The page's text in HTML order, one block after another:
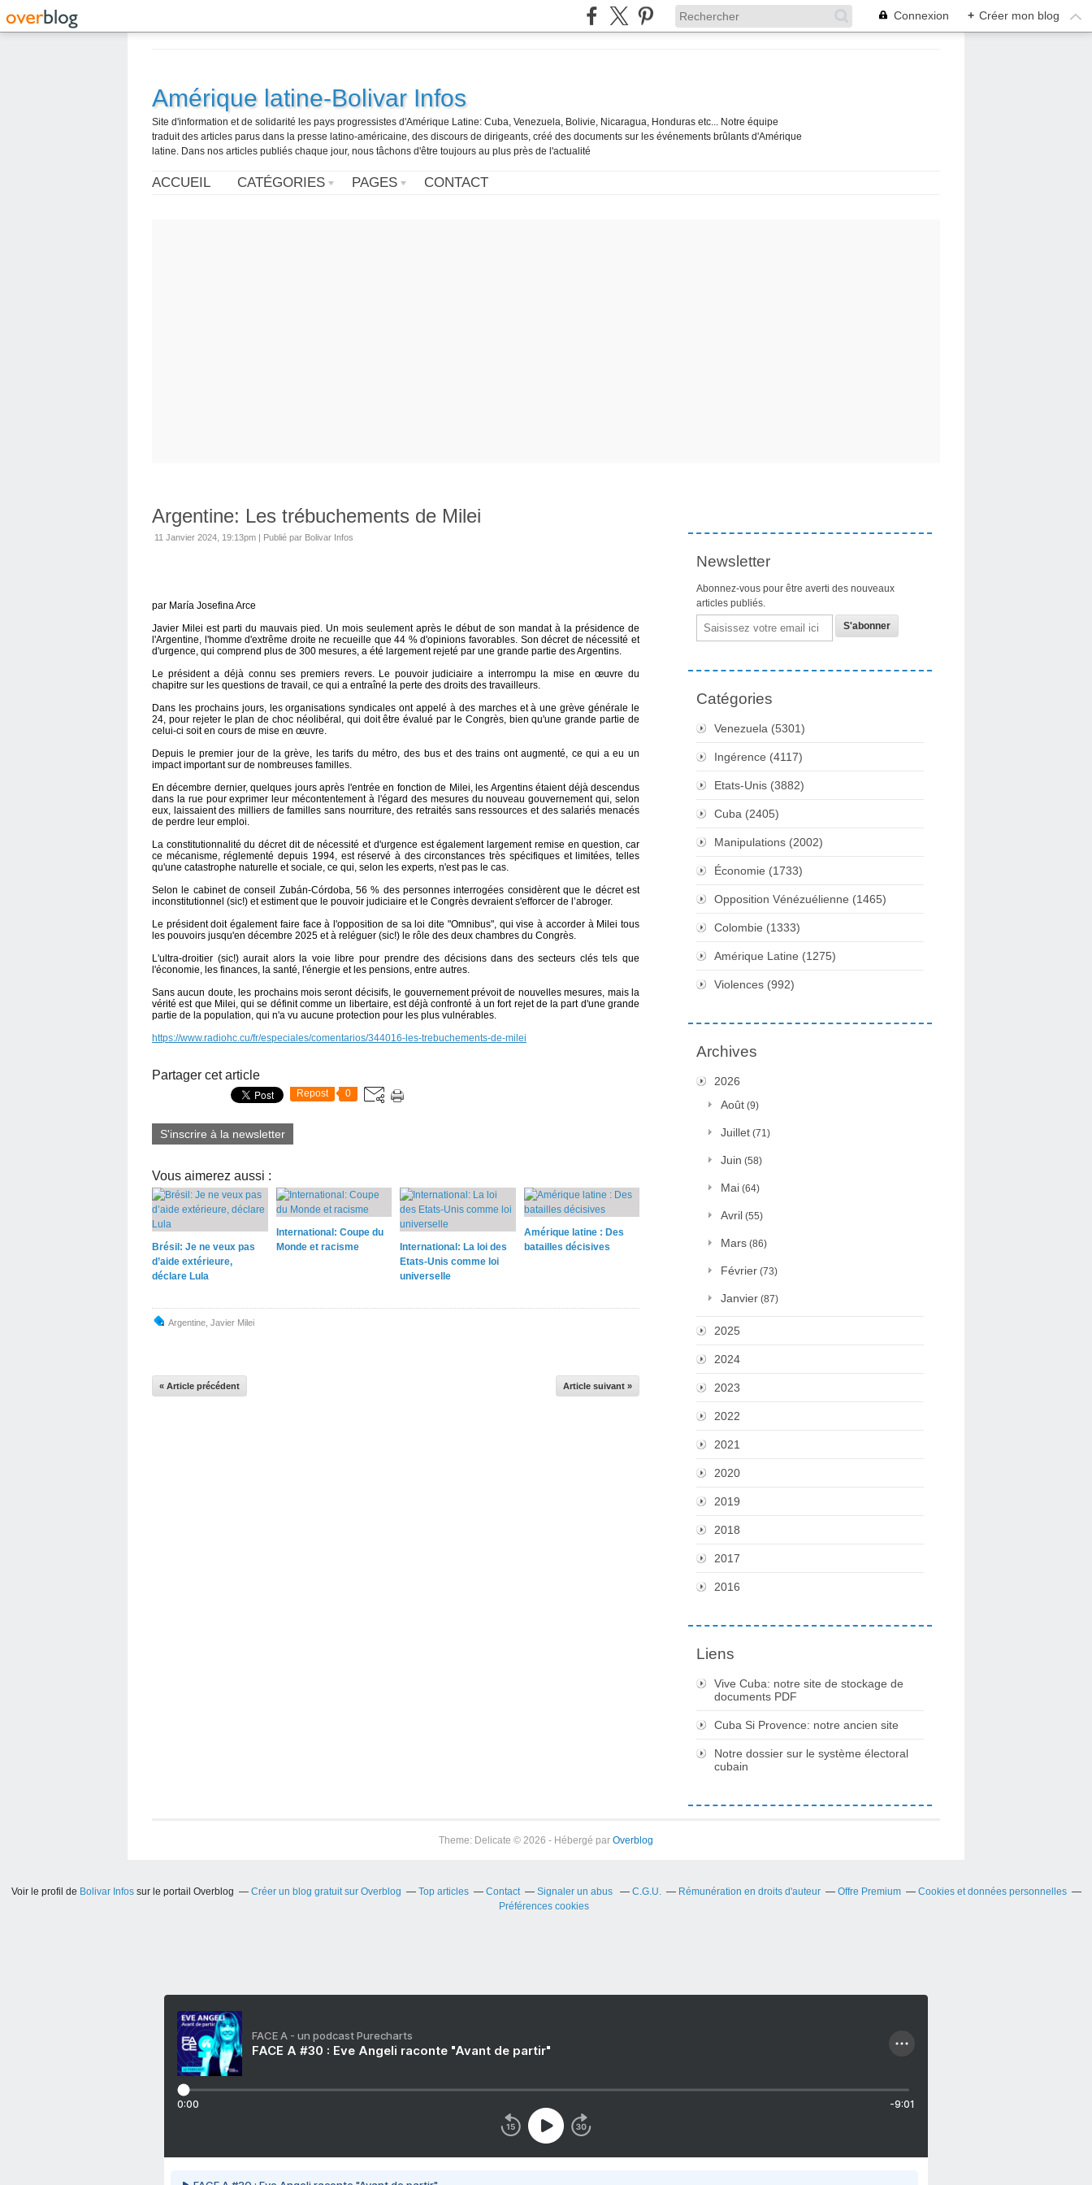
Connexion + Créer mon blog
Amérique latine-Bolivar Infos
Site d'information et de solidarité les pays progressistes d'Amérique Latine: Cuba, Venezuela, Bolivie, Nicaragua, Honduras etc... Notre équipe
traduit des articles parus dans la presse latino-américaine, des discours de dirigeants, créé des documents sur les événements brûlants d'Amérique
latine. Dans nos articles publiés chaque jour, nous tâchons d'être toujours au plus près de l'actualité
ACCUEIL CATÉGORIES PAGES CONTACT
Argentine: Les trébuchements de Milei
11 Janvier 2024, 19:13pm | Publié par Bolivar Infos
par María Josefina Arce
Javier Milei est parti du mauvais pied. Un mois seulement après le début de son mandat à la présidence de
l'Argentine, l'homme d'extrême droite ne recueille que 44 % d'opinions favorables. Son décret de nécessité et
d'urgence, qui comprend plus de 300 mesures, a été largement rejeté par une grande partie des Argentins.
Le président a déjà connu ses premiers revers. Le pouvoir judiciaire a interrompu la mise en œuvre du
chapitre sur les questions de travail, ce qui a entraîné la perte des droits des travailleurs.
Dans les prochains jours, les organisations syndicales ont appelé à des marches et à une grève générale le
24, pour rejeter le plan de choc néolibéral, qui doit être évalué par le Congrès, bien qu'une grande partie de
celui-ci soit en cours de mise en œuvre.
Depuis le premier jour de la grève, les tarifs du métro, des bus et des trains ont augmenté, ce qui a eu un
impact important sur de nombreuses familles.
En décembre dernier, quelques jours après l'entrée en fonction de Milei, les Argentins étaient déjà descendus
dans la rue pour exprimer leur mécontentement à l'égard des mesures du nouveau gouvernement qui, selon
eux, laissaient des milliers de familles sans nourriture, des retraités sans ressources et des salariés menacés
de perdre leur emploi.
La constitutionnalité du décret dit de nécessité et d'urgence est également largement remise en question, car
ce mécanisme, réglementé depuis 1994, est réservé à des circonstances très spécifiques et limitées, telles
qu'une catastrophe naturelle et sociale, ce qui, selon les experts, n'est pas le cas.
Selon le cabinet de conseil Zubán-Córdoba, 56 % des personnes interrogées considèrent que le décret est
inconstitutionnel (sic!) et estiment que le pouvoir judiciaire et le Congrès devraient s'efforcer de l’abroger.
Le président doit également faire face à l'opposition de sa loi dite "Omnibus", qui vise à accorder à Milei tous
les pouvoirs jusqu'en décembre 2025 et à reléguer (sic!) le rôle des deux chambres du Congrès.
L'ultra-droitier (sic!) aurait alors la voie libre pour prendre des décisions dans des secteurs clés tels que
l'économie, les finances, la santé, l'énergie et les pensions, entre autres.
Sans aucun doute, les prochains mois seront décisifs, le gouvernement prévoit de nouvelles mesures, mais la
vérité est que Milei, qui se définit comme un libertaire, est déjà confronté à un fort rejet de la part d'une grande
partie de la population, qui n'a vu aucune protection pour les plus vulnérables.
https://www.radiohc.cu/fr/especiales/comentarios/344016-les-trebuchements-de-milei
Partager cet article
Repost 0
S'inscrire à la newsletter
Vous aimerez aussi :
Brésil: Je ne veux pas
d’aide extérieure,
déclare Lula
International: Coupe du
Monde et racisme
International: La loi des
Etats-Unis comme loi
universelle
Amérique latine : Des
batailles décisives
Argentine Javier Milei
« Article précédent Article suivant »
Newsletter
Abonnez-vous pour être averti des nouveaux
articles publiés.
Email
Catégories
Venezuela (5301)
Ingérence (4117)
Etats-Unis (3882)
Cuba (2405)
Manipulations (2002)
Économie (1733)
Opposition Vénézuélienne (1465)
Colombie (1333)
Amérique Latine (1275)
Violences (992)
Archives
2026
Août (9)
Juillet (71)
Juin (58)
Mai (64)
Avril (55)
Mars (86)
Février (73)
Janvier (87)
2025
2024
2023
2022
2021
2020
2019
2018
2017
2016
Liens
Vive Cuba: notre site de stockage de
documents PDF
Cuba Si Provence: notre ancien site
Notre dossier sur le système électoral
cubain
Theme: Delicate © 2026 - Hébergé par Overblog
Voir le profil de Bolivar Infossur le portail Overblog Créer un blog gratuit sur Overblog Top articles Contact Signaler un abus C.G.U. Rémunération en droits d'auteur Offre Premium
Cookies et données personnelles
Préférences cookies
FACE A - un podcast Purecharts
FACE A #30 : Eve Angeli raconte "Avant de partir"
0:00 -9:01